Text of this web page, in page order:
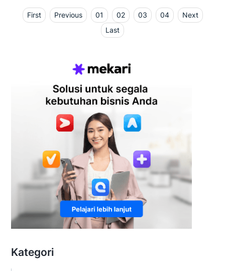
First Previous 01 02 03 04
Next
Last
Kategori